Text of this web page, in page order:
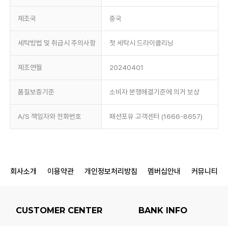
제조국 중국
세탁방법 및 취급시 주의사항 첫 세탁시 드라이클리닝
제조연월 20240401
품질보증기준 소비자 분쟁해결기준에 의거 보상
A/S 책임자와 전화번호 패션포유 고객센터 (1666-8657)
회사소개 이용약관 개인정보처리방침 멤버십안내 커뮤니티
CUSTOMER CENTER BANK INFO